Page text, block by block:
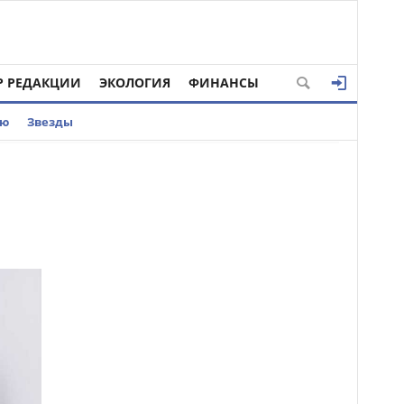
РЕДАКЦИИ ЭКОЛОГИЯ ФИНАНСЫ
Звезды